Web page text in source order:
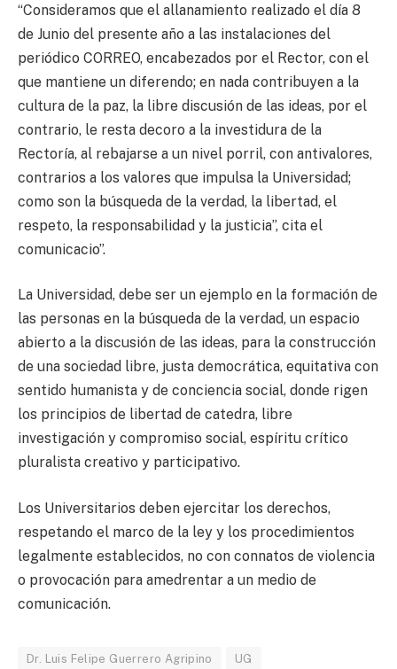
“Consideramos que el allanamiento realizado el día 8
de Junio del presente año a las instalaciones del
periódico CORREO, encabezados por el Rector, con el
que mantiene un diferendo; en nada contribuyen a la
cultura de la paz, la libre discusión de las ideas, por el
contrario, le resta decoro a la investidura de la
Rectoría, al rebajarse a un nivel porril, con antivalores,
contrarios a los valores que impulsa la Universidad;
como son la búsqueda de la verdad, la libertad, el
respeto, la responsabilidad y la justicia”, cita el
comunicacio”.
La Universidad, debe ser un ejemplo en la formación de
las personas en la búsqueda de la verdad, un espacio
abierto a la discusión de las ideas, para la construcción
de una sociedad libre, justa democrática, equitativa con
sentido humanista y de conciencia social, donde rigen
los principios de libertad de catedra, libre
investigación y compromiso social, espíritu crítico
pluralista creativo y participativo.
Los Universitarios deben ejercitar los derechos,
respetando el marco de la ley y los procedimientos
legalmente establecidos, no con connatos de violencia
o provocación para amedrentar a un medio de
comunicación.
Dr. Luis Felipe Guerrero Agripino UG